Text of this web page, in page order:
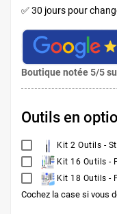
✅ 30 jours pour
Boutique notée 5/5
Outils en
Kit 2 Outils -
Kit 16 Outils -
Kit 18 Outils -
Cochez la case si vous